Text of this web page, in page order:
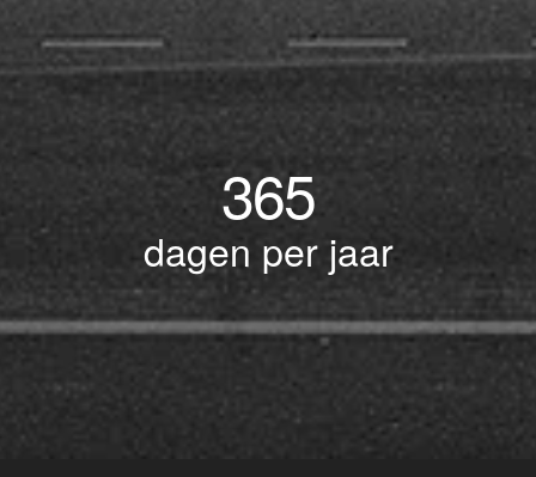
365
dagen per jaar